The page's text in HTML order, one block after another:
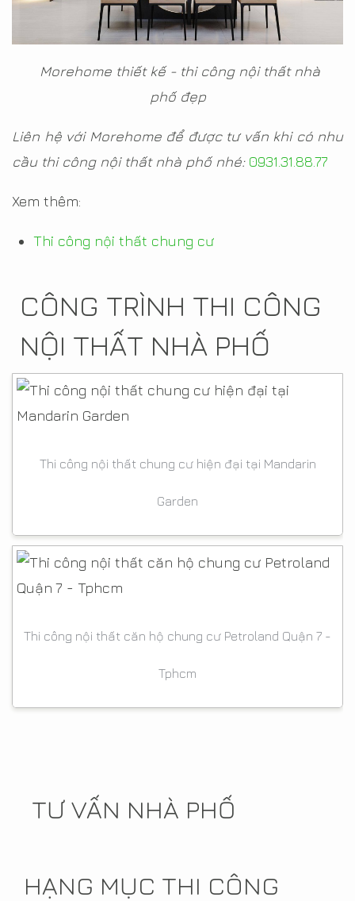
Morehome thiết kế - thi công nội thất nhà
phố đẹp
Liên hệ với Morehome để được tư vấn khi có nhu
cầu thi công nội thất nhà phố nhé: 0931.31.88.77
Xem thêm:
Thi công nội thất chung cư
CÔNG TRÌNH THI CÔNG
NỘI THẤT NHÀ PHỐ
Thi công nội thất chung cư hiện đại tại Mandarin
Garden
Thi công nội thất căn hộ chung cư Petroland Quận 7 -
Tphcm
TƯ VẤN NHÀ PHỐ
HẠNG MỤC THI CÔNG